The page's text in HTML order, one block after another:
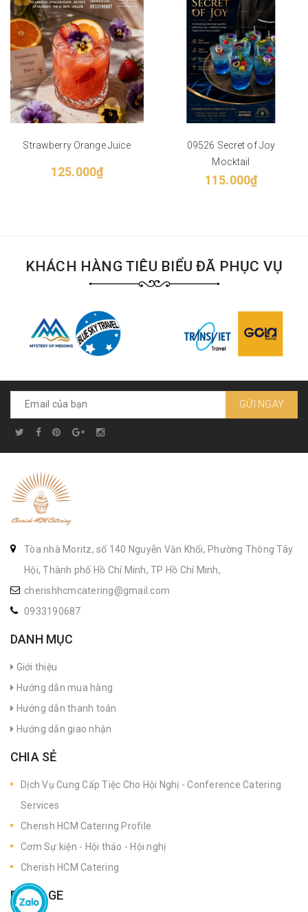
Strawberry Orange Juice
125.000₫
09526 Secret of Joy
Mocktail
115.000₫
KHÁCH HÀNG TIÊU BIỂU ĐÃ PHỤC VỤ
GỬI NGAY
Tòa nhà Moritz, số 140 Nguyễn Văn Khối, Phường Thông Tây
Hội, Thành phố Hồ Chí Minh, TP Hồ Chí Minh,
cherishhcmcatering@gmail.com
0933190687
DANH MỤC
Giới thiệu
Hướng dẫn mua hàng
Hướng dẫn thanh toán
Hướng dẫn giao nhận
CHIA SẺ
Dịch Vụ Cung Cấp Tiệc Cho Hội Nghị - Conference Catering
Services
Cherish HCM Catering Profile
Cơm Sự kiện - Hội thảo - Hội nghị
Cherish HCM Catering
FANPAGE